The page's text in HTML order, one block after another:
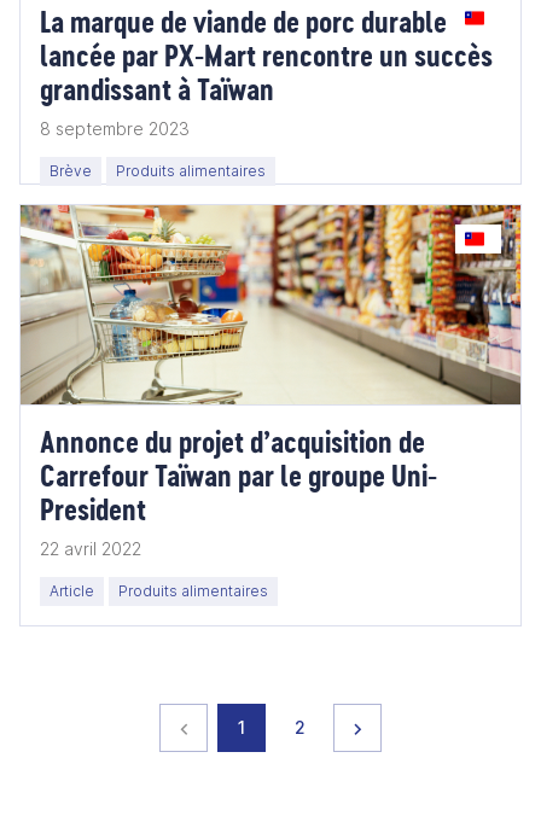
La marque de viande de porc durable
lancée par PX-Mart rencontre un succès
grandissant à Taïwan
8 septembre 2023
Brève Produits alimentaires
Annonce du projet d’acquisition de
Carrefour Taïwan par le groupe Uni-
President
22 avril 2022
Article Produits alimentaires
Page précédente
page
1 page
2